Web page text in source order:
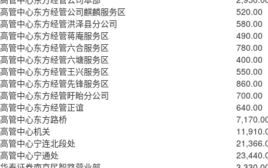
高管中心东方经管公司麒麟服务区
520.00
高管中心东方经管洪泽县分公司
580.00
高管中心东方经管蒋庵服务区
490.00
高管中心东方经管六合服务区
780.00
高管中心东方经管六塘服务区
400.00
高管中心东方经管王兴服务区
550.00
高管中心东方经管先锋服务区
860.00
高管中心东方经管盱眙分公司
700.00
高管中心东方经管正谊
640.00
高管中心东方路桥
高管中心机关
高管中心宁连北段处
高管中心宁通处